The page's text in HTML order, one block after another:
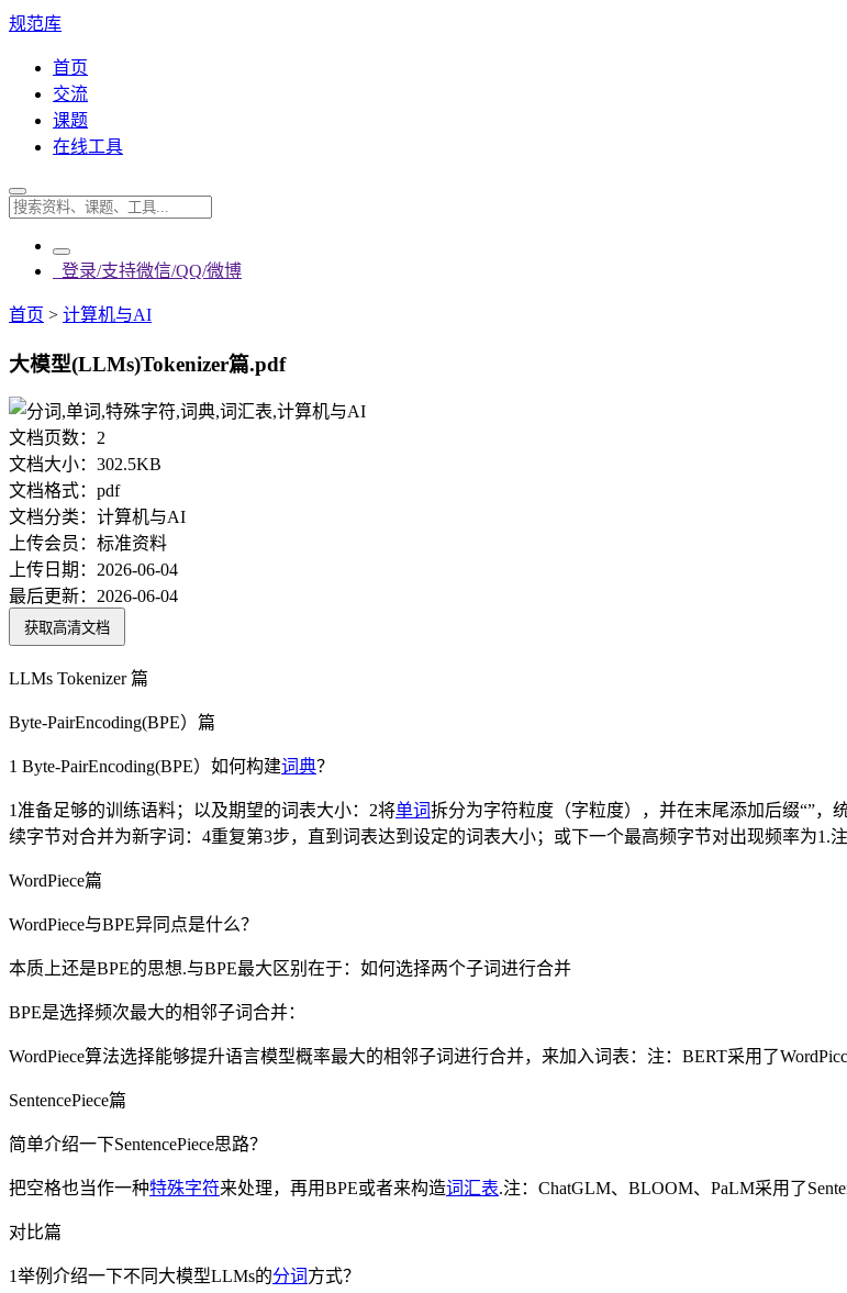
规范库
首页
交流
课题
在线工具
登录/支持微信/QQ/微博
首页 > 计算机与AI
大模型(LLMs)Tokenizer篇.pdf
文档页数： 2
文档大小： 302.5KB
文档格式： pdf
文档分类： 计算机与AI
上传会员： 标准资料
上传日期： 2026-06-04
最后更新： 2026-06-04
获取高清文档
LLMs Tokenizer 篇
Byte-PairEncoding(BPE）篇
1 Byte-PairEncoding(BPE）如何构建词典？
1准备足够的训练语料；以及期望的词表大小：2将单词拆分为字符粒度（字粒度），并在末尾添加后缀“”
续字节对合并为新字词：4重复第3步，直到词表达到设定的词表大小；或下一个最高频字节对出现频率为1.
WordPiece篇
WordPiece与BPE异同点是什么？
本质上还是BPE的思想.与BPE最大区别在于：如何选择两个子词进行合并
BPE是选择频次最大的相邻子词合并：
WordPiece算法选择能够提升语言模型概率最大的相邻子词进行合并，来加入词表：注：BERT采用了
SentencePiece篇
简单介绍一下SentencePiece思路？
把空格也当作一种特殊字符来处理，再用BPE或者来构造词汇表.注：ChatGLM、BLOOM、PaLM采用了
对比篇
1举例介绍一下不同大模型LLMs的分词 方式？